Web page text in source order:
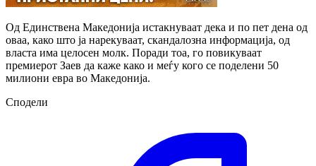
Од Единствена Македонија истакнуваат дека и по пет дена од
оваа, како што ја нарекуваат, скандалозна информација, од
власта има целосен молк. Поради тоа, го повикуваат
премиерот Заев да каже како и меѓу кого се поделени 50
милиони евра во Македонија.
Сподели